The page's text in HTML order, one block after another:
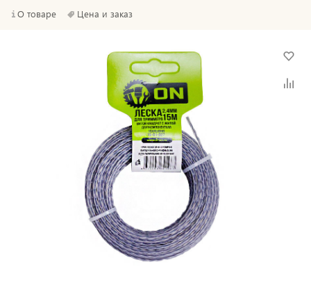
О товаре Цена и заказ